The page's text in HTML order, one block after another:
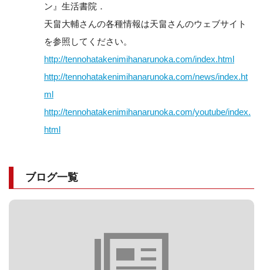
ン』生活書院．
天畠大輔さんの各種情報は天畠さんのウェブサイト
を参照してください。
http://tennohatakenimihanarunoka.com/index.html
http://tennohatakenimihanarunoka.com/news/index.ht
ml
http://tennohatakenimihanarunoka.com/youtube/index.
html
ブログ一覧